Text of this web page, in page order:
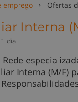
emprego Ofertas
Interna
dia
Interna (M/F)